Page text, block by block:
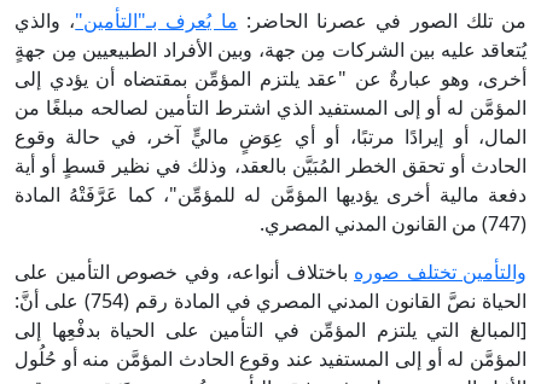
من تلك الصور في عصرنا الحاضر: ما يُعرف بـ"التأمين"، والذي
يُتعاقد عليه بين الشركات مِن جهة، وبين الأفراد الطبيعيين مِن جهةٍ
أخرى، وهو عبارةٌ عن "عقد يلتزم المؤمِّن بمقتضاه أن يؤدي إلى
المؤمَّن له أو إلى المستفيد الذي اشترط التأمين لصالحه مبلغًا من
المال، أو إيرادًا مرتبًا، أو أي عِوَضٍ ماليٍّ آخر، في حالة وقوع
الحادث أو تحقق الخطر المُبَيَّن بالعقد، وذلك في نظير قسطٍ أو أية
دفعة مالية أخرى يؤديها المؤمَّن له للمؤمِّن"، كما عَرَّفَتْهُ المادة
(747) من القانون المدني المصري.
والتأمين تختلف صوره باختلاف أنواعه، وفي خصوص التأمين على
الحياة نصَّ القانون المدني المصري في المادة رقم (754) على أنَّ:
[المبالغ التي يلتزم المؤمِّن في التأمين على الحياة بدفْعِها إلى
المؤمَّن له أو إلى المستفيد عند وقوع الحادث المؤمَّن منه أو حُلُول